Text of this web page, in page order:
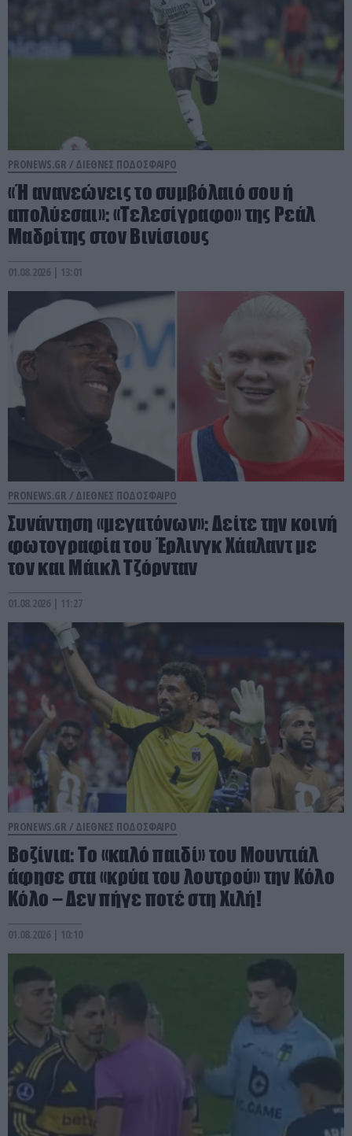
PRONEWS.GR / ΔΙΕΘΝΕΣ ΠΟΔΟΣΦΑΙΡΟ
«Ή ανανεώνεις το συμβόλαιό σου ή
απολύεσαι»: «Τελεσίγραφο» της Ρεάλ
Μαδρίτης στον Βινίσιους
01.08.2026 | 13:01
PRONEWS.GR / ΔΙΕΘΝΕΣ ΠΟΔΟΣΦΑΙΡΟ
Συνάντηση «μεγατόνων»: Δείτε την κοινή
φωτογραφία του Έρλινγκ Χάαλαντ με
τον και Μάικλ Τζόρνταν
01.08.2026 | 11:27
PRONEWS.GR / ΔΙΕΘΝΕΣ ΠΟΔΟΣΦΑΙΡΟ
Βοζίνια: Το «καλό παιδί» του Μουντιάλ
άφησε στα «κρύα του λουτρού» την Κόλο
Κόλο – Δεν πήγε ποτέ στη Χιλή!
01.08.2026 | 10:10